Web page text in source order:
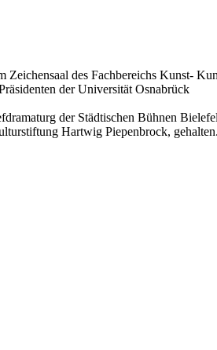
des Fachbereichs Kunst-
der Universität Osnabrück
der Städtischen Bühnen
Hartwig Piepenbrock, gehalten.